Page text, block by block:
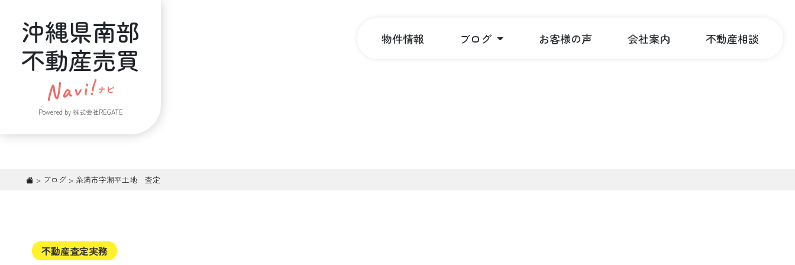
沖縄県南部
不動産売買
Powered by 株式会社REGATE
物件情報 ブログ お客様の声 会社案内 不動産相談
> ブログ > 糸満市字潮平土地 査定
不動産査定実務